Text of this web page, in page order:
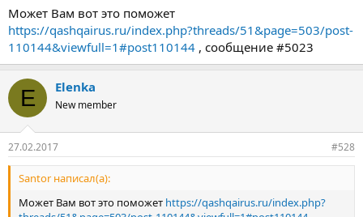
возможно что-то налипло. Через пару дней этот скрежет
прошел (он кстати не постоянный, но периодичный). Больше
не повторялось. А последние 2 дня, прям активно стал
появляться, но на улице плюсовая погода и ничего не должно
налипать. Тем не менее сейчас парковалась и опять эта штука
появилась. Что это может быть? Ехать в сервис? Вожу детей
,поэтому переживаю за безопасность. Плюс новичок, боюсь
что-то упустить.Буду очень благодарна за ответы. Спасибо!
Может Вам вот это поможет
https://qashqairus.ru/index.php?threads/51&page=503/post-
110144&viewfull=1#post110144 , сообщение #5023
E Elenka
New member
27.02.2017 #528
Santor написал(а):
Может Вам вот это поможет https://qashqairus.ru/index.php?